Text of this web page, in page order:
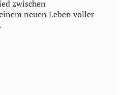
zwischen
neuen Leben voller